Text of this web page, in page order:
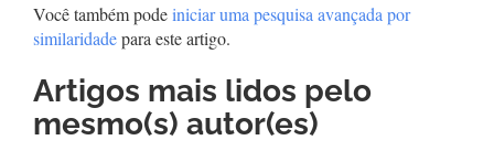
Você também podeiniciar uma pesquisa avançada por
similaridadepara este artigo.
Artigos mais lidos pelo
mesmo(s) autor(es)